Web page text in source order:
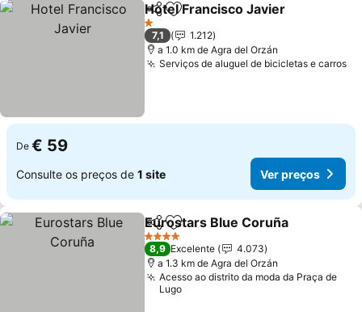
PartilharAdicionar aos favoritos
Hotel Francisco Javier
1 Estrelas
7,1
1.212
a 1.0 km de Agra del Orzán
Serviços de aluguel de bicicletas e carros
De € 59
Consulte os preços de 1 site Ver preços
PartilharAdicionar aos favoritos
Eurostars Blue Coruña
4 Estrelas
8,9 Excelente
4.073
a 1.3 km de Agra del Orzán
Acesso ao distrito da moda da Praça de
Lugo